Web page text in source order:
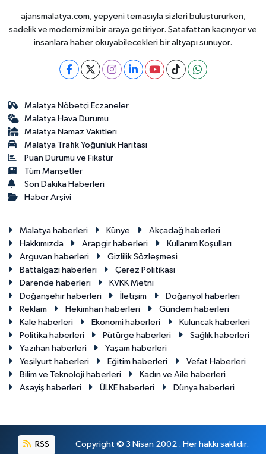
ajansmalatya.com, yepyeni temasıyla sizleri buluştururken,
sadelik ve modernizmi bir araya getiriyor. Şatafattan kaçınıyor ve
insanlara haber okuyabilecekleri bir altyapı sunuyor.
Malatya Nöbetçi Eczaneler
Malatya Hava Durumu
Malatya Namaz Vakitleri
Malatya Trafik Yoğunluk Haritası
Puan Durumu ve Fikstür
Tüm Manşetler
Son Dakika Haberleri
Haber Arşivi
Malatya haberleri Künye
Akçadağ haberleri
Hakkımızda
Arapgir haberleri
Kullanım Koşulları
Arguvan haberleri
Gizlilik Sözleşmesi
Battalgazi haberleri
Çerez Politikası
Darende haberleri
KVKK Metni
Doğanşehir haberleri
İletişim
Doğanyol haberleri
Reklam
Hekimhan haberleri
Gündem haberleri
Kale haberleri
Ekonomi haberleri
Kuluncak haberleri
Politika haberleri
Pütürge haberleri
Sağlık haberleri
Yazıhan haberleri
Yaşam haberleri
Yeşilyurt haberleri
Eğitim haberleri
Vefat Haberleri
Bilim ve Teknoloji haberleri
Kadın ve Aile haberleri
Asayiş haberleri
ÜLKE haberleri Dünya haberleri
RSS Copyright © 3 Nisan 2002 . Her hakkı saklıdır.